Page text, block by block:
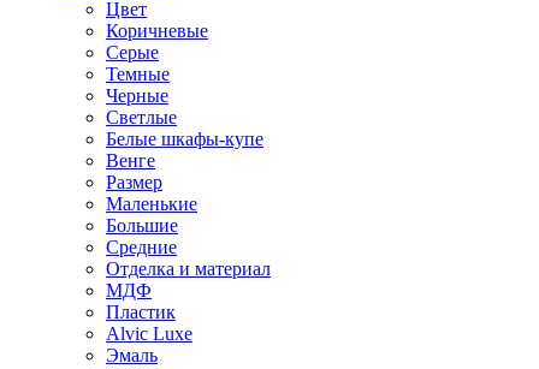
Цвет
Коричневые
Серые
Темные
Черные
Светлые
Белые шкафы-купе
Венге
Размер
Маленькие
Большие
Средние
Отделка и материал
МДФ
Пластик
Alvic Luxe
Эмаль